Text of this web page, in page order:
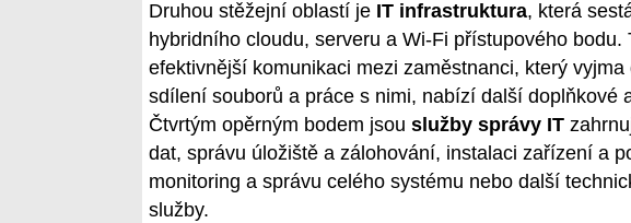
Druhou stěžejní oblastí je IT infrastruktura, která
hybridního cloudu, serveru a Wi-Fi přístupového bodu.
efektivnější komunikaci mezi zaměstnanci, který
sdílení souborů a práce s nimi, nabízí další doplňkové
Čtvrtým opěrným bodem jsou služby správy IT
dat, správu úložiště a zálohování, instalaci zařízení a
monitoring a správu celého systému nebo další
služby.